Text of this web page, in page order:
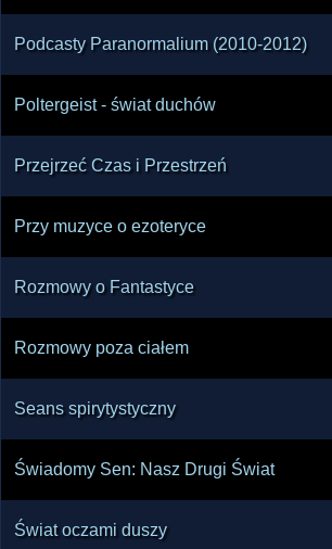
Podcasty Paranormalium (2010-2012)
Poltergeist - świat duchów
Przejrzeć Czas i Przestrzeń
Przy muzyce o ezoteryce
Rozmowy o Fantastyce
Rozmowy poza ciałem
Seans spirytystyczny
Świadomy Sen: Nasz Drugi Świat
Świat oczami duszy